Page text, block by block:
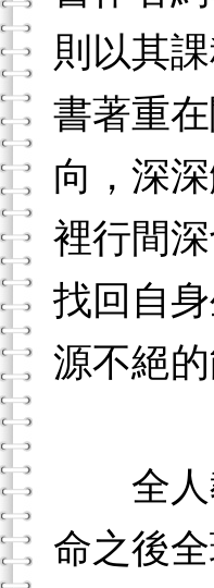
則以其
書著重
向，深
裡行間
找回自
源不絕
全人教
命之後